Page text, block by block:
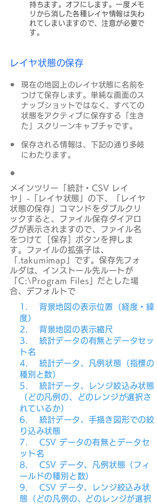
持ちます。オフにします。一度メモ
リから消した各種レイヤ情報は失わ
れてしまいますので、注意が必要で
す。
レイヤ状態の保存
●
現在の地図上のレイヤ状態に名前を
つけて保存します。単純な画面のス
ナップショットではなく、すべての
状態をアクティブに保存する「生き
た」スクリーンキャプチャです。
●
保存される情報は、下記の通り多岐
にわたります。
●
​メインツリー「統計・CSV レイ
ヤ」-「レイヤ状態」の下、「レイヤ
状態の保存」コマンドをダブルクリ
ックすると、ファイル保存ダイアロ
グが表示されますので、ファイル名
をつけて［保存］ボタンを押しま
す。ファイルの拡張子は、
「.takumimap」です。保存先フォ
ルダは、インストール先ルートが
「C:\Program Files」だとした場
合、デフォルトで
1. 背景地図の表示位置（経度・緯
度）
2. 背景地図の表示縮尺
3. 統計データの有無とデータセッ
ト名
4. 統計データ、凡例状態（指標の
種別と数）
5. 統計データ、レンジ絞込み状態
（どの凡例の、どのレンジが選択さ
れているか）
6. 統計データ、手描き図形での絞
り込み状態
7. CSV データの有無とデータセ
ット名
8. CSV データ、凡例状態（フィ
ールドの種別と数）
9. CSV データ、レンジ絞込み状
態（どの凡例の、どのレンジが選択